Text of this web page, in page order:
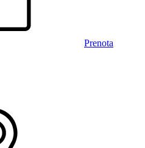
Prenota